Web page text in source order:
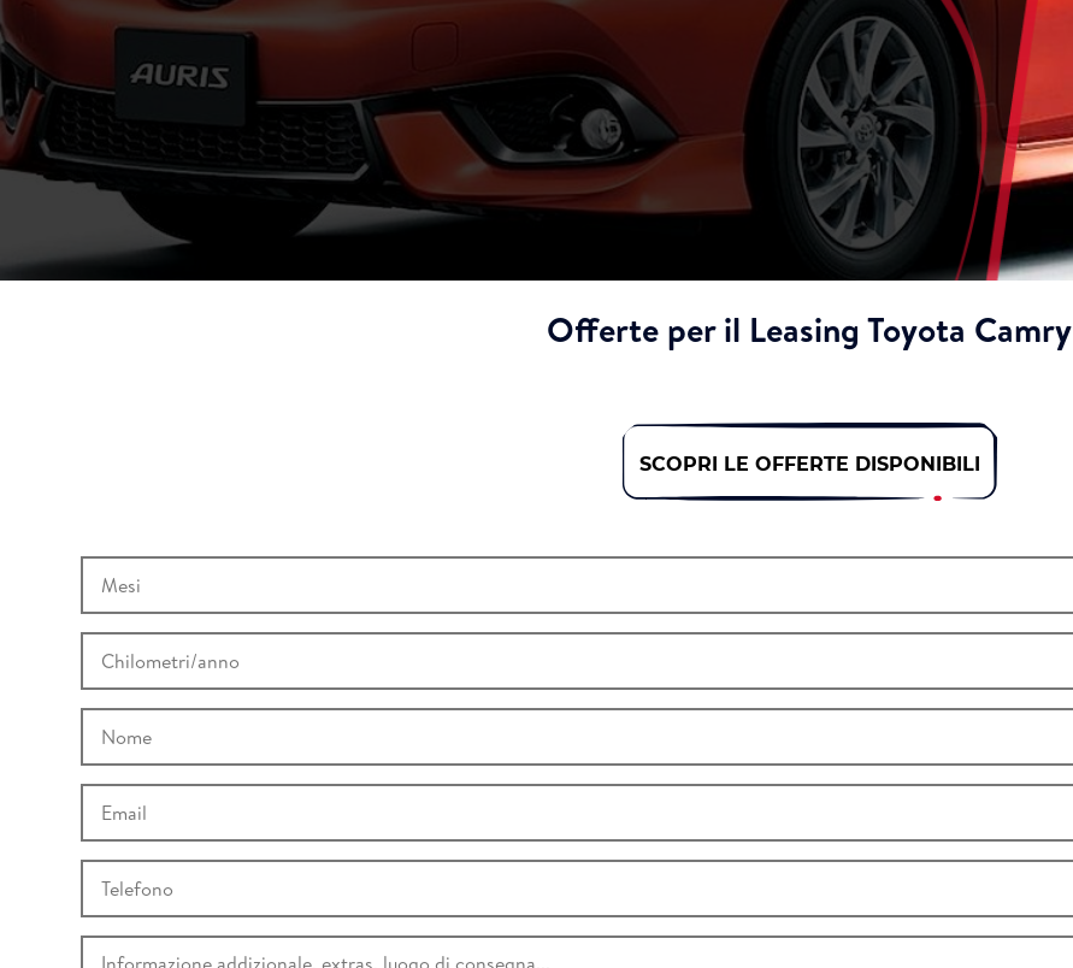
Offerte per il Leasing Toyota Camry
SCOPRI LE OFFERTE DISPONIBILI